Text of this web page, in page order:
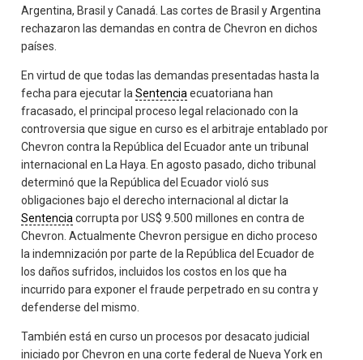
Argentina, Brasil y Canadá. Las cortes de Brasil y Argentina
rechazaron las demandas en contra de Chevron en dichos
países.
En virtud de que todas las demandas presentadas hasta la
fecha para ejecutar laSentencia ecuatoriana han
fracasado, el principal proceso legal relacionado con la
controversia que sigue en curso es el arbitraje entablado por
Chevron contra la República del Ecuador ante un tribunal
internacional en La Haya. En agosto pasado, dicho tribunal
determinó que la República del Ecuador violó sus
obligaciones bajo el derecho internacional al dictar la
Sentencia corrupta por US$ 9.500 millones en contra de
Chevron. Actualmente Chevron persigue en dicho proceso
la indemnización por parte de la República del Ecuador de
los daños sufridos, incluidos los costos en los que ha
incurrido para exponer el fraude perpetrado en su contra y
defenderse del mismo.
También está en curso un procesos por desacato judicial
iniciado por Chevron en una corte federal de Nueva York en